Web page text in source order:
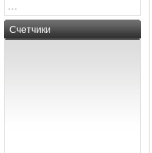
Счетчики